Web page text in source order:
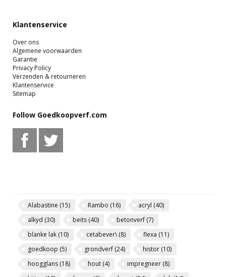
Klantenservice
Over ons
Algemene voorwaarden
Garantie
Privacy Policy
Verzenden & retourneren
Klantenservice
Sitemap
Follow Goedkoopverf.com
Alabastine (15) Rambo (16) acryl (40)
alkyd (30) beits (40) betonverf (7)
blanke lak (10) cetabever\(8) flexa (11)
goedkoop (5) grondverf (24) histor (10)
hoogglans (18) hout (4) impregneer (8)